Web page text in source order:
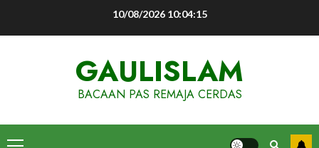
10/08/2026 10:04:16
GAULISLAM
BACAAN PAS REMAJA CERDAS